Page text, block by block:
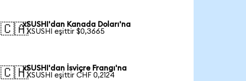
🇨🇦xSUSHI'dan Kanada Doları'na
1 XSUSHI eşittir $0,3665
🇨🇭xSUSHI'dan İsviçre Frangı'na
1 XSUSHI eşittir CHF 0,2124